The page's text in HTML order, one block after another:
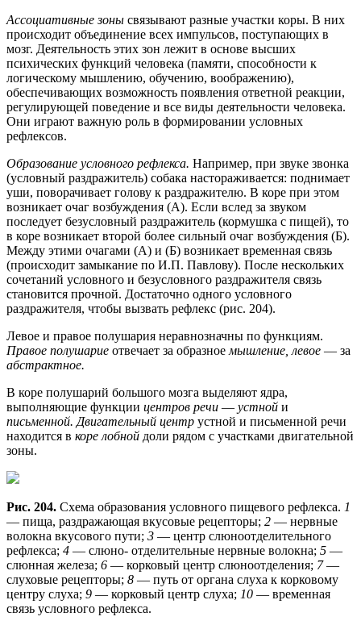
Ассоциативные зоны связывают разные участки коры. В них
происходит объединение всех импульсов, поступающих в
мозг. Деятельность этих зон лежит в основе высших
психических функций человека (памяти, способности к
логическому мышлению, обучению, воображению),
обеспечивающих возможность появления ответной реакции,
регулирующей поведение и все виды деятельности человека.
Они играют важную роль в формировании условных
рефлексов.
Образование условного рефлекса. Например, при звуке звонка
(условный раздражитель) собака настораживается: поднимает
уши, поворачивает голову к раздражителю. В коре при этом
возникает очаг возбуждения (А). Если вслед за звуком
последует безусловный раздражитель (кормушка с пищей), то
в коре возникает второй более сильный очаг возбуждения (Б).
Между этими очагами (А) и (Б) возникает временная связь
(происходит замыкание по И.П. Павлову). После нескольких
сочетаний условного и безусловного раздражителя связь
становится прочной. Достаточно одного условного
раздражителя, чтобы вызвать рефлекс (рис. 204).
Левое и правое полушария неравнозначны по функциям.
Правое полушарие отвечает за образное мышление, левое — за
абстрактное.
В коре полушарий большого мозга выделяют ядра,
выполняющие функции центров речи — устной и
письменной. Двигательный центр устной и письменной речи
находится в коре лобной доли рядом с участками двигательной
зоны.
Рис. 204. Схема образования условного пищевого рефлекса. 1
— пища, раздражающая вкусовые рецепторы; 2 — нервные
волокна вкусового пути; 3 — центр слюноотделительного
рефлекса; 4 — слюно- отделительные нервные волокна; 5 —
слюнная железа; 6 — корковый центр слюноотделения; 7—
слуховые рецепторы; 8 — путь от органа слуха к корковому
центру слуха; 9 — корковый центр слуха; 10 — временная
связь условного рефлекса.